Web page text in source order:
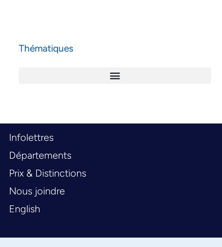
Thématiques
Infolettres
Départements
Prix & Distinctions
Nous joindre
English